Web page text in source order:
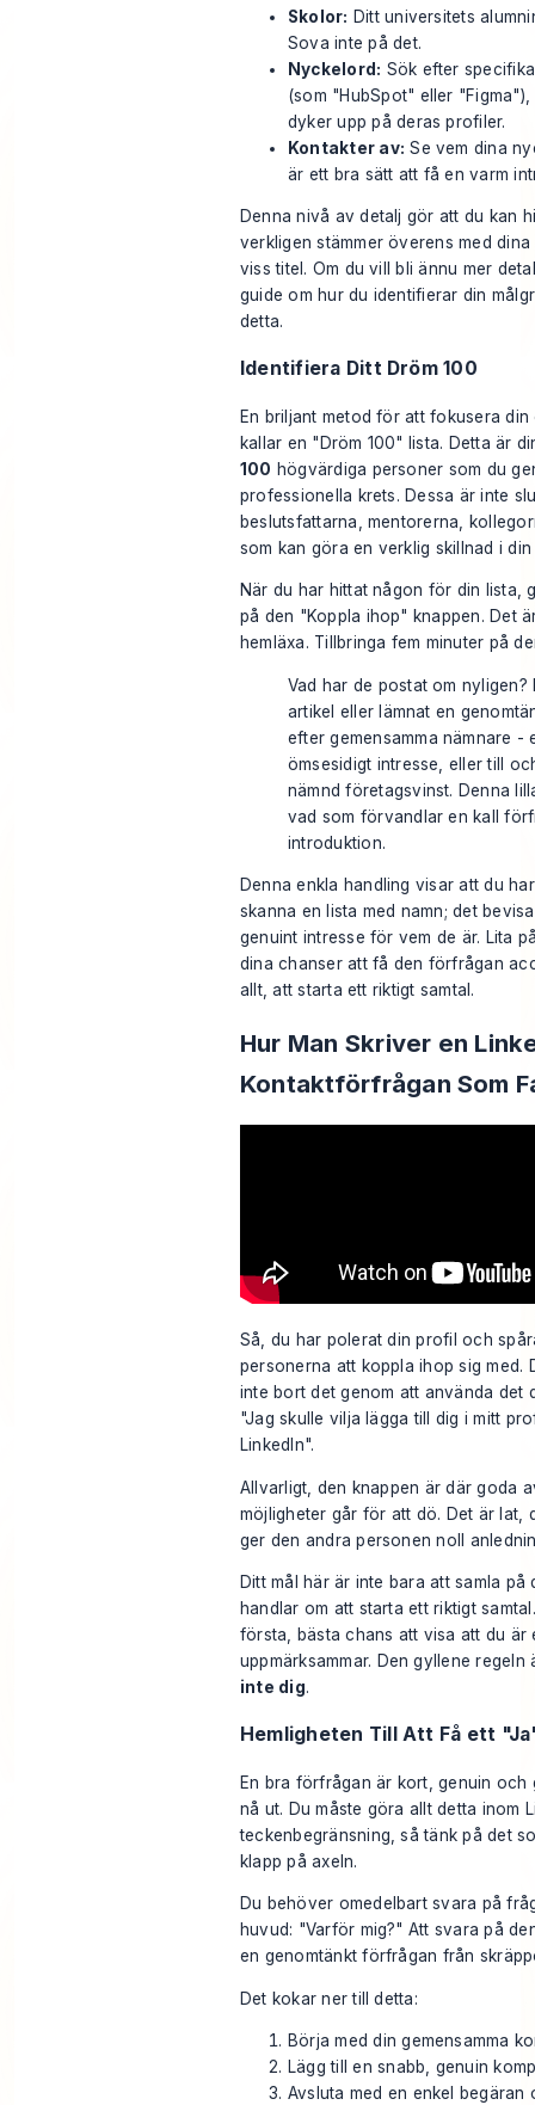
Skolor: Ditt universitets
Sova inte på det.
Nyckelord: Sök efter
(som "HubSpot" eller
dyker upp på deras profiler.
Kontakter av: Se vem dina
är ett bra sätt att få en varm
Denna nivå av detalj gör att du kan
verkligen stämmer överens med
viss titel. Om du vill bli ännu mer
guide om hur du identifierar din
detta.
Identifiera Ditt Dröm 100
En briljant metod för att fokusera
kallar en "Dröm 100" lista. Detta är
100 högvärdiga personer som du
professionella krets. Dessa är inte
beslutsfattarna, mentorerna,
som kan göra en verklig skillnad i din
När du har hittat någon för din lista,
på den "Koppla ihop" knappen. Det
hemläxa. Tillbringa fem minuter på
Vad har de postat om nyligen?
artikel eller lämnat en
efter gemensamma nämnare -
ömsesidigt intresse, eller till
nämnd företagsvinst. Denna
vad som förvandlar en kall
introduktion.
Denna enkla handling visar att du
skanna en lista med namn; det
genuint intresse för vem de är. Lita
dina chanser att få den förfrågan
allt, att starta ett riktigt samtal.
Hur Man Skriver en
Kontaktförfrågan Som
Så, du har polerat din profil och
personerna att koppla ihop sig med.
inte bort det genom att använda det
"Jag skulle vilja lägga till dig i mitt
LinkedIn".
Allvarligt, den knappen är där goda
möjligheter går för att dö. Det är lat,
ger den andra personen noll
Ditt mål här är inte bara att samla på
handlar om att starta ett riktigt
första, bästa chans att visa att du är
uppmärksammar. Den gyllene regeln
inte dig.
Hemligheten Till Att Få ett
En bra förfrågan är kort, genuin
nå ut. Du måste göra allt detta inom
teckenbegränsning, så tänk på det
klapp på axeln.
Du behöver omedelbart svara på
huvud: "Varför mig?" Att svara på
en genomtänkt förfrågan från
Det kokar ner till detta:
Börja med din gemensamma
Lägg till en snabb, genuin
Avsluta med en enkel begäran